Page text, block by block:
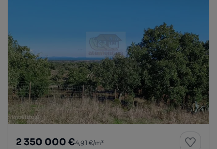
2 350 000 €4,91 €/m²